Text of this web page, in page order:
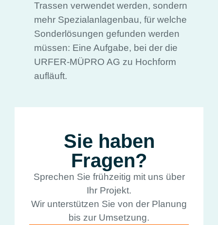
Trassen verwendet werden, sondern
mehr Spezialanlagenbau, für welche
Sonderlösungen gefunden werden
müssen: Eine Aufgabe, bei der die
URFER-MÜPRO AG zu Hochform
aufläuft.
Sie haben
Fragen?
Sprechen Sie frühzeitig mit uns über
Ihr Projekt.
Wir unterstützen Sie von der Planung
bis zur Umsetzung.